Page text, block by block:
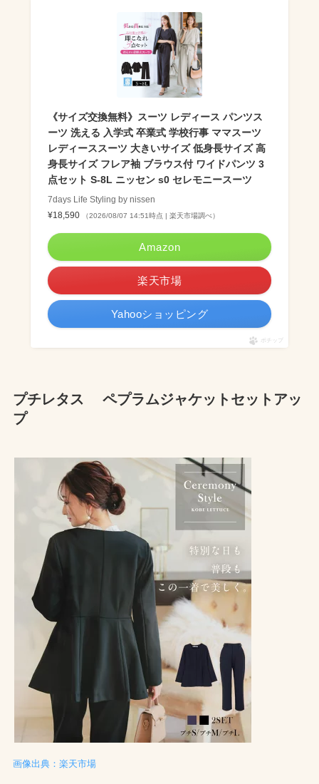
《サイズ交換無料》スーツ レディース パンツス
ーツ 洗える 入学式 卒業式 学校行事 ママスーツ
レディーススーツ 大きいサイズ 低身長サイズ 高
身長サイズ フレア袖 ブラウス付 ワイドパンツ 3
点セット S-8L ニッセン s0 セレモニースーツ
7days Life Styling by nissen
¥18,590
（2026/08/07 14:51時点 | 楽天市場調べ）
Amazon
楽天市場
Yahooショッピング
ポチップ
プチレタス ペプラムジャケットセットアッ
プ
画像出典：楽天市場